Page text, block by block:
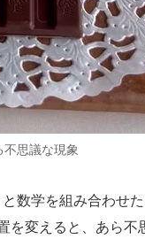
思議な現象
数学を組み合わせ
を変えると、あら不